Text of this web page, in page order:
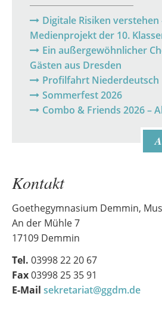
Digitale Risiken verstehen
Medienprojekt der 10.
Ein außergewöhnlicher
Gästen aus Dresden
Profilfahrt Niederdeutsch
Sommerfest 2026
Combo & Friends 2026 –
Kontakt
Goethegymnasium Demmin,
An der Mühle 7
17109 Demmin
Tel. 03998 22 20 67
Fax03998 25 35 91
E-Mail sekretariat@ggdm.de